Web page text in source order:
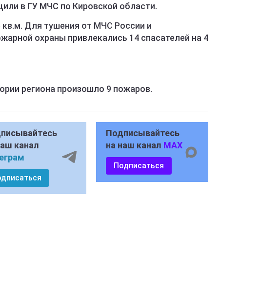
в ГУ МЧС по Кировской области.
Для тушения от МЧС России и
охраны привлекались 14 спасателей на 4
региона произошло 9 пожаров.
канал
Подписывайтесь
на наш канал MAX
Подписаться